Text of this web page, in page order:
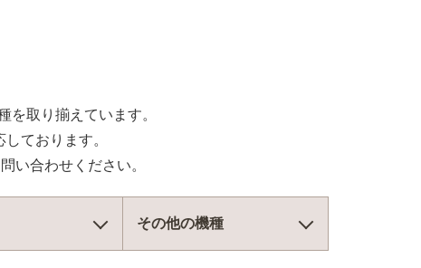
取り揃えています。
ております。
い合わせください。
その他の機種